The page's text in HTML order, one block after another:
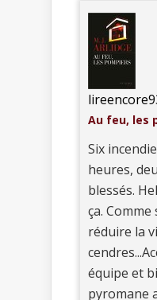
Au feu, les
Six
heures,
blessés.
ça.
réduire la
équipe et
pyromane